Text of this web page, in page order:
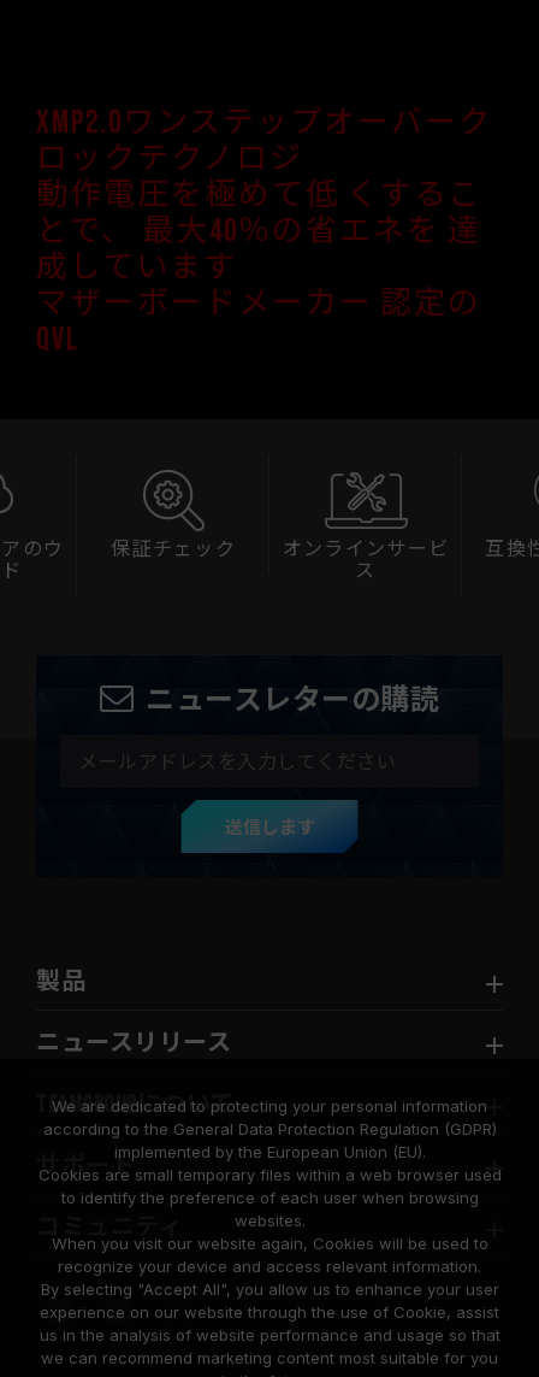
XMP2.0ワンステップオーバーク
ロックテクノロジ
動作電圧を極めて低 くするこ
とで、 最大40％の省エネを 達
成しています
マザーボードメーカー 認定の
QVL
のウ
保証チェック
オンラインサービ
ス
互換
ニュースレターの購読
送信します
製品
ニュースリリース
TEAMGROUPについて
サポート
We are dedicated to protecting your personal information
according to the General Data Protection Regulation (GDPR)
implemented by the European Union (EU).
Cookies are small temporary files within a web browser used
to identify the preference of each user when browsing
websites.
When you visit our website again, Cookies will be used to
recognize your device and access relevant information.
By selecting "Accept All", you allow us to enhance your user
experience on our website through the use of Cookie, assist
us in the analysis of website performance and usage so that
we can recommend marketing content most suitable for you